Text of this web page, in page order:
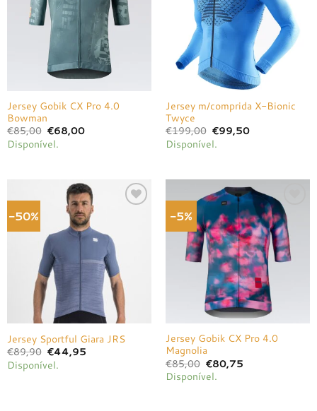
Jersey Gobik CX Pro 4.0
Bowman
€85,00 O
preço
original
€68,00O
Disponível.
Jersey m/comprida X-Bionic
Twyce
€199,00 O
preço
original
€99,50O
Disponível.
-50%
Jersey Sportful Giara JRS
€89,90 O
preço
original
€44,95O
Disponível.
-5%
Adicionar
à lista de
desejos
Jersey Gobik CX Pro 4.0
Magnolia
€85,00 O
preço
original
€80,75O
Disponível.